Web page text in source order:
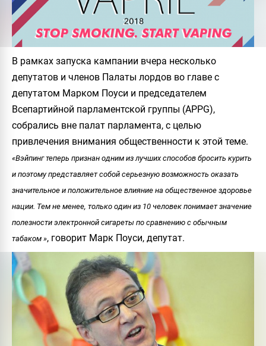
В рамках запуска кампании вчера несколько
депутатов и членов Палаты лордов во главе с
депутатом Марком Поуси и председателем
Всепартийной парламентской группы (APPG),
собрались вне палат парламента, с целью
привлечения внимания общественности к этой теме.
«Вэйпинг теперь признан одним из лучших способов бросить курить
и поэтому представляет собой серьезную возможность оказать
значительное и положительное влияние на общественное здоровье
нации. Тем не менее, только один из 10 человек понимает значение
полезности электронной сигареты по сравнению с обычным
табаком », говорит Марк Поуси, депутат.